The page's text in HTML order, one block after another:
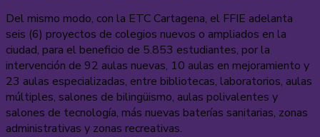
Del mismo modo, con la ETC Cartagena, el FFIE adelanta
seis (6) proyectos de colegios nuevos o ampliados en la
ciudad, para el beneficio de 5.853 estudiantes, por la
intervención de 92 aulas nuevas, 10 aulas en mejoramiento y
23 aulas especializadas, entre bibliotecas, laboratorios, aulas
múltiples, salones de bilingüismo, aulas polivalentes y
salones de tecnología, más nuevas baterías sanitarias, zonas
administrativas y zonas recreativas.